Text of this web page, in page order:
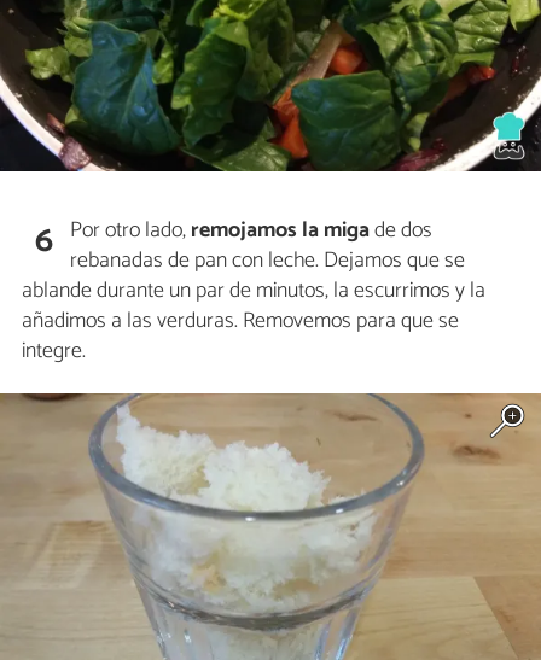
6 Por otro lado,remojamos la migade dos
rebanadas de pan con leche. Dejamos que se
ablande durante un par de minutos, la escurrimos y la
añadimos a las verduras. Removemos para que se
integre.